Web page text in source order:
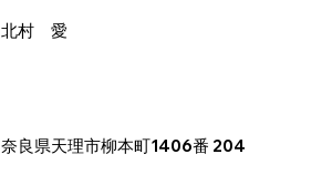
北村 愛
奈良県天理市柳本町1406番 204